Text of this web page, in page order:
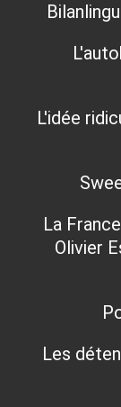
L'idée
La
Olivier
Les